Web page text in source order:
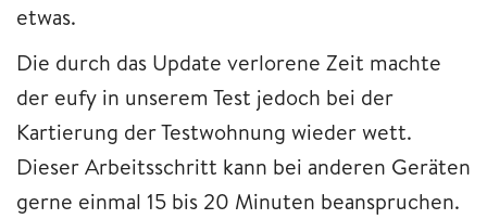
etwas.
Die durch das Update verlorene Zeit machte
der eufy in unserem Test jedoch bei der
Kartierung der Testwohnung wieder wett.
Dieser Arbeitsschritt kann bei anderen Geräten
gerne einmal 15 bis 20 Minuten beanspruchen.